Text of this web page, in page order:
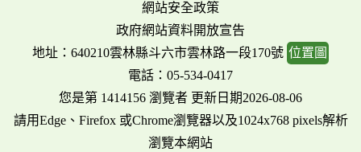
網站安全政策
政府網站資料開放宣告
地址：640210雲林縣斗六市雲林路一段170號 位置圖
電話：05-534-0417
您是第 1414156 瀏覽者 更新日期2026-08-06
請用Edge、Firefox 或Chrome瀏覽器以及1024x768 pixels解析
瀏覽本網站